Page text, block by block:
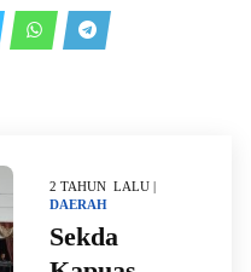
2 TAHUN LALU |
DAERAH
Sekda